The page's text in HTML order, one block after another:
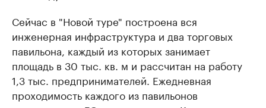
Сейчас в "Новой туре" построена вся
инженерная инфраструктура и два торговых
павильона, каждый из которых занимает
площадь в 30 тыс. кв. м и рассчитан на работу
1,3 тыс. предпринимателей. Ежедневная
проходимость каждого из павильонов